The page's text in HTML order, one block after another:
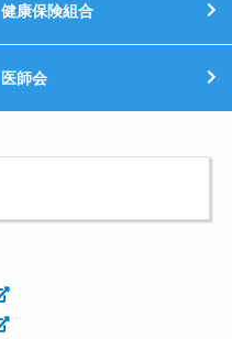
健康保険組合
医師会